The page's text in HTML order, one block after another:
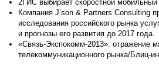
2ГИС выбирает скоростной
Компания J’son & Partners Consulting
исследования российского рынка
и прогнозы его развития до 2017 года.
«Связь-Экспокомм-2013»: отражение
телекоммуникационного рынка/Блиц-